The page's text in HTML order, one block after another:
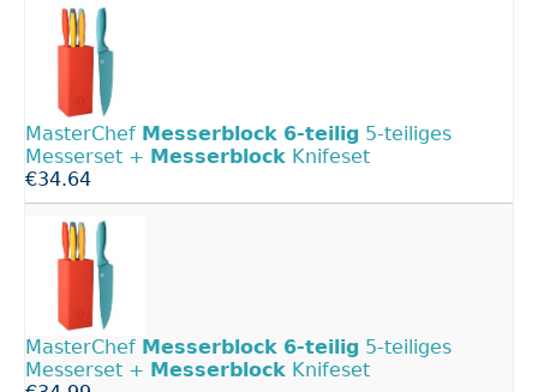
MasterChef Messerblock 6-teilig 5-teiliges
Messerset + Messerblock Knifeset
€34.64
MasterChef Messerblock 6-teilig 5-teiliges
Messerset + Messerblock Knifeset